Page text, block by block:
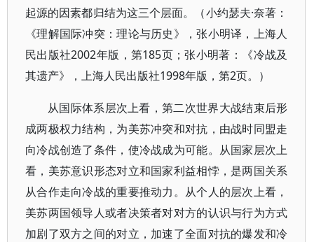
起源的因素都归结为这三个层面。（小约瑟夫·奈著：
《理解国际冲突：理论与历史》，张小明译，上海人
民出版社2002年版，第185页；张小明著：《冷战及
其遗产》，上海人民出版社1998年版，第2页。）
从国际体系层次上看，第二次世界大战结束后形
成两极权力结构，为美苏冲突和对抗，由战时同盟走
向冷战创造了条件，使冷战成为可能。从国家层次上
看，美苏意识形态对立和国家利益相悖，是两国关系
从合作走向冷战的重要推动力。从个人的层次上看，
美苏两国领导人或者决策者对对方的认识与行为方式
加剧了双方之间的对立，加速了全面对抗的爆发和冷